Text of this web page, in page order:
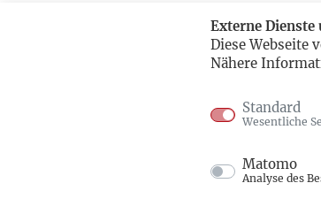
Externe Dienste
Diese Webseite
Nähere
Standard
Wesentliche
Matomo
Analyse des